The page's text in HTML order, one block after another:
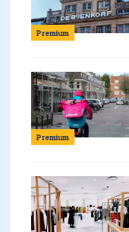
Premium
Premium